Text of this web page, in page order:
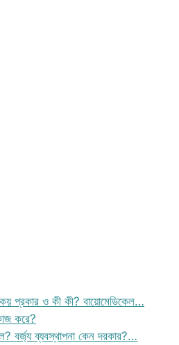
কয় প্রকার ও কী কী? বায়োমেডিকেল…
করে?
বর্জ্য ব্যবস্থাপনা কেন দরকার?…